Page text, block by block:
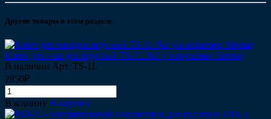
Другие товары в этом разделе
Ключ для насадок круглый TS-1L №1 (типоразмер Sirona)
В наличии Арт. TS-1L
2850₽
В корзину В корзине